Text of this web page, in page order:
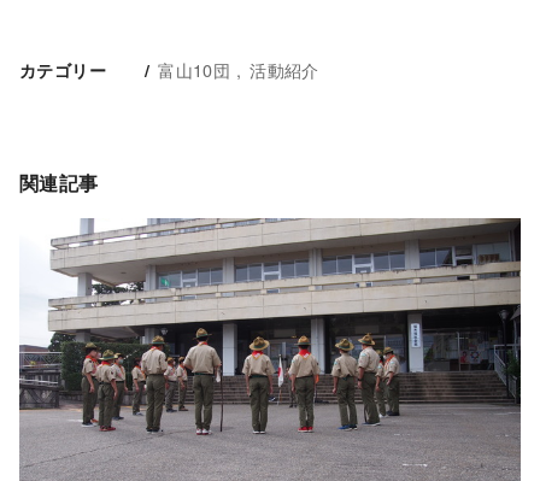
カテゴリー 富山10団 活動紹介
関連記事